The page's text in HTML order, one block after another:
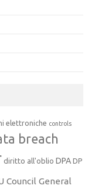
elettroniche controls
breach
diritto all'oblio DPA DP
Council General